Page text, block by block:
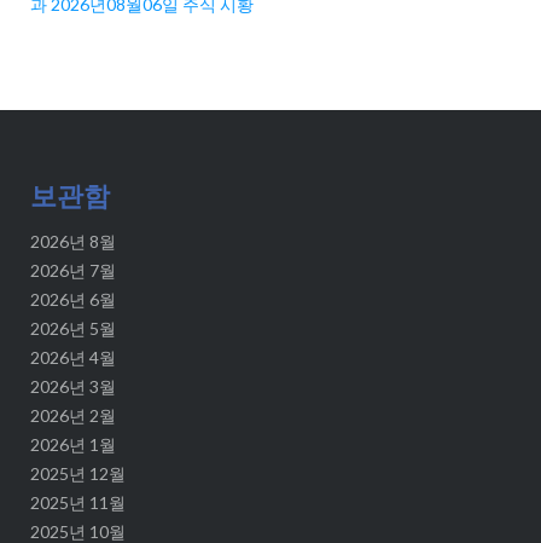
보관함
2026년 8월
2026년 7월
2026년 6월
2026년 5월
2026년 4월
2026년 3월
2026년 2월
2026년 1월
2025년 12월
2025년 11월
2025년 10월